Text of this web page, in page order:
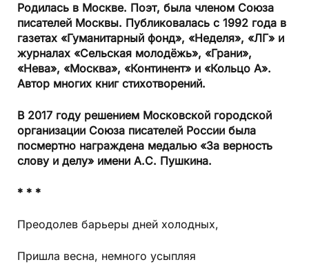
Родилась в Москве. Поэт, была членом Союза
писателей Москвы. Публиковалась с 1992 года в
газетах «Гуманитарный фонд», «Неделя», «ЛГ» и
журналах «Сельская молодёжь», «Грани»,
«Нева», «Москва», «Континент» и «Кольцо А».
Автор многих книг стихотворений.
В 2017 году решением Московской городской
организации Союза писателей России была
посмертно награждена медалью «За верность
слову и делу» имени А.С. Пушкина.
* * *
Преодолев барьеры дней холодных,
Пришла весна, немного усыпляя